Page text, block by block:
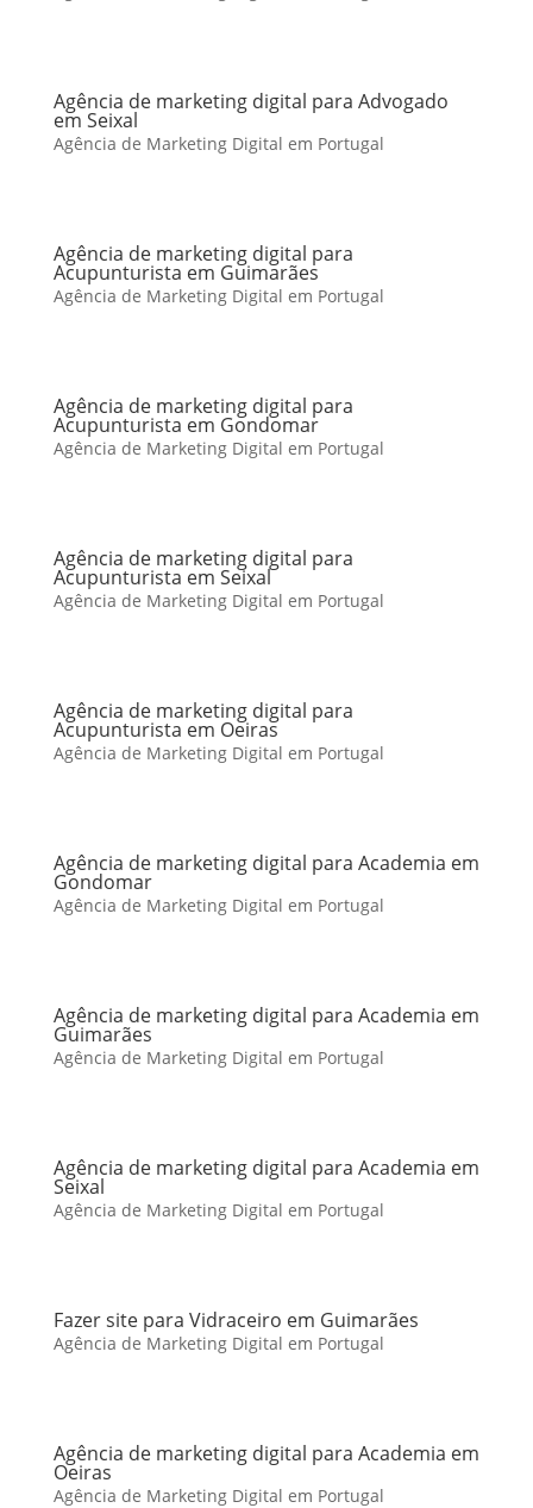
Agência de marketing digital para Advogado
em Seixal
Agência de Marketing Digital em Portugal
Agência de marketing digital para
Acupunturista em Guimarães
Agência de Marketing Digital em Portugal
Agência de marketing digital para
Acupunturista em Gondomar
Agência de Marketing Digital em Portugal
Agência de marketing digital para
Acupunturista em Seixal
Agência de Marketing Digital em Portugal
Agência de marketing digital para
Acupunturista em Oeiras
Agência de Marketing Digital em Portugal
Agência de marketing digital para Academia em
Gondomar
Agência de Marketing Digital em Portugal
Agência de marketing digital para Academia em
Guimarães
Agência de Marketing Digital em Portugal
Agência de marketing digital para Academia em
Seixal
Agência de Marketing Digital em Portugal
Fazer site para Vidraceiro em Guimarães
Agência de Marketing Digital em Portugal
Agência de marketing digital para Academia em
Oeiras
Agência de Marketing Digital em Portugal